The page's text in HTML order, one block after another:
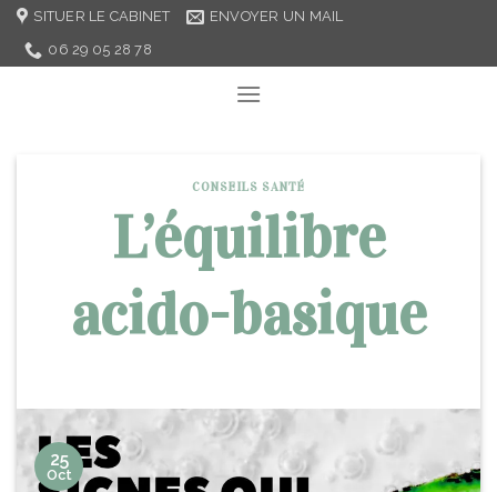
Skip
content
SITUER LE CABINET
ENVOYER UN MAIL
06 29 05 28 78
CONSEILS SANTÉ
L’équilibre
acido-basique
25
Oct